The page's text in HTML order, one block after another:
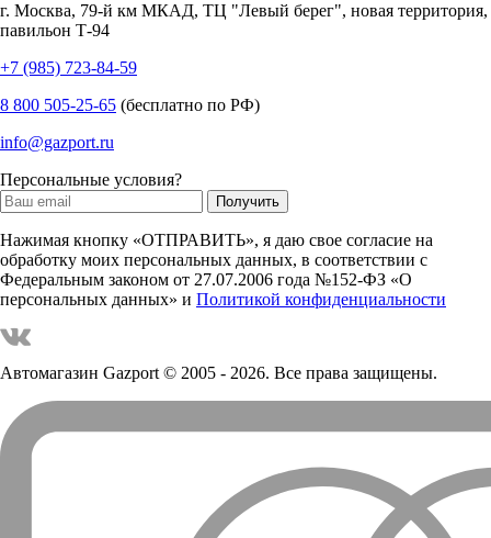
г. Москва, 79-й км МКАД, ТЦ "Левый берег", новая территория,
павильон Т-94
+7 (985) 723-84-59
8 800 505-25-65 (бесплатно по РФ)
info@gazport.ru
Персональные условия?
Нажимая кнопку «ОТПРАВИТЬ», я даю свое согласие на
обработку моих персональных данных, в соответствии с
Федеральным законом от 27.07.2006 года №152-ФЗ «О
персональных данных» и Политикой конфиденциальности
Автомагазин Gazport© 2005 - 2026. Все права защищены.